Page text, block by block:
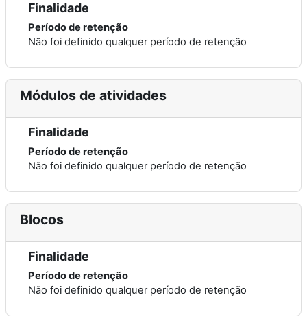
Finalidade
Período de retenção
Não foi definido qualquer período de retenção
Módulos de atividades
Finalidade
Período de retenção
Não foi definido qualquer período de retenção
Blocos
Finalidade
Período de retenção
Não foi definido qualquer período de retenção